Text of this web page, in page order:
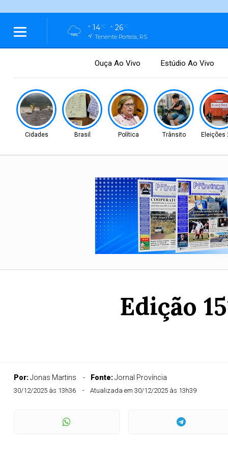
14°C 26°C
Tenente Portela, RS
Ouça Ao Vivo Estúdio Ao Vivo
Cidades Brasil Política Trânsito Eleições
Edição
Por:Jonas Martins Fonte:Jornal Província
30/12/2025 às 13h36 Atualizada em 30/12/2025 às 13h39